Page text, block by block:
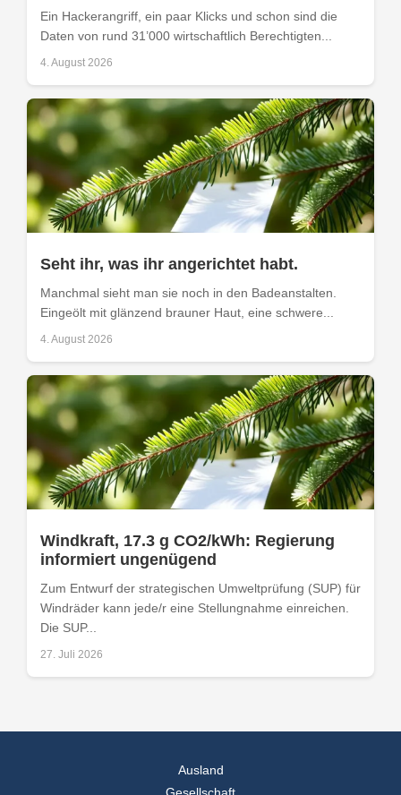
Ein Hackerangriff, ein paar Klicks und schon sind die
Daten von rund 31’000 wirtschaftlich Berechtigten...
4. August 2026
Seht ihr, was ihr angerichtet habt.
Manchmal sieht man sie noch in den Badeanstalten.
Eingeölt mit glänzend brauner Haut, eine schwere...
4. August 2026
Windkraft, 17.3 g CO2/kWh: Regierung
informiert ungenügend
Zum Entwurf der strategischen Umweltprüfung (SUP) für
Windräder kann jede/r eine Stellungnahme einreichen.
Die SUP...
27. Juli 2026
Ausland